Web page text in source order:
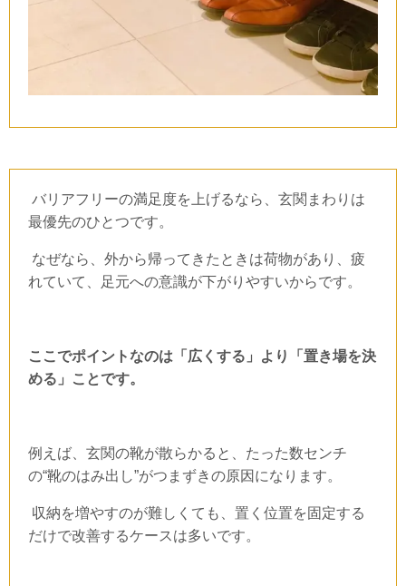
バリアフリーの満足度を上げるなら、玄関まわりは
最優先のひとつです。
なぜなら、外から帰ってきたときは荷物があり、疲
れていて、足元への意識が下がりやすいからです。
ここでポイントなのは「広くする」より「置き場を決
める」ことです。
例えば、玄関の靴が散らかると、たった数センチ
の“靴のはみ出し”がつまずきの原因になります。
収納を増やすのが難しくても、置く位置を固定する
だけで改善するケースは多いです。